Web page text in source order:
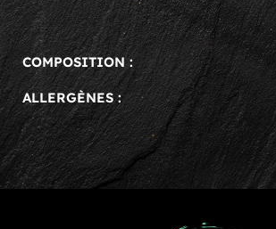
COMPOSITION :
ALLERGÈNES :